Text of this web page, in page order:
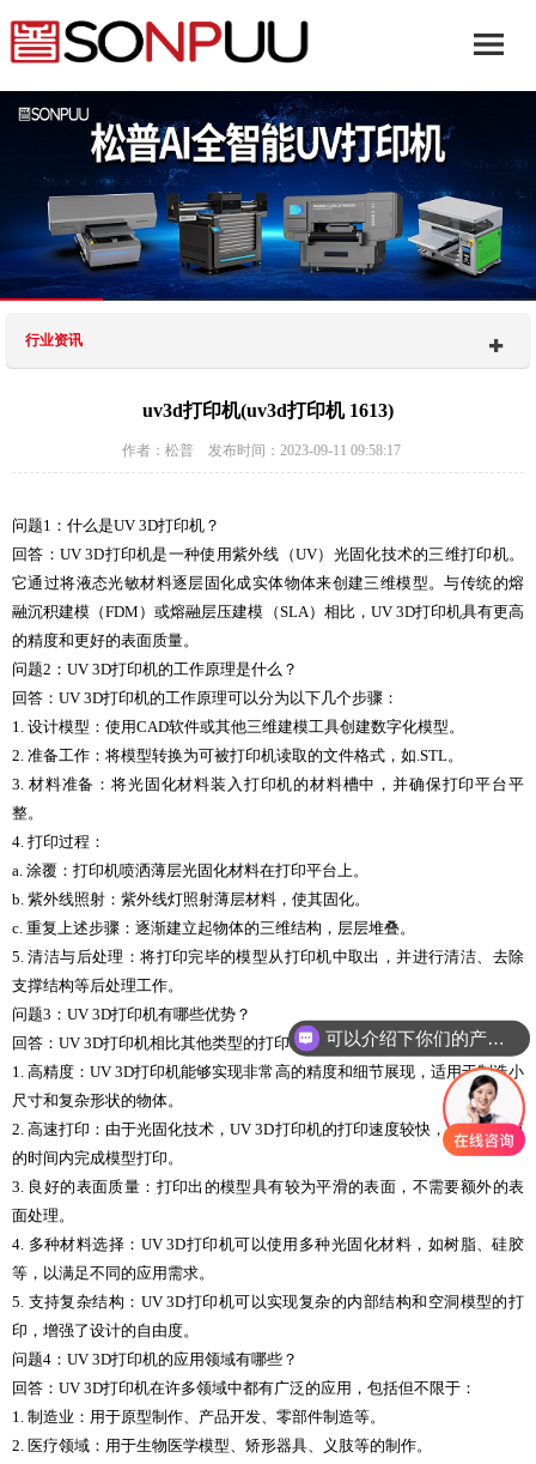
行业资讯
uv3d打印机(uv3d打印机 1613)
作者：松普 发布时间：2023-09-11 09:58:17
问题1：什么是UV 3D打印机？
回答：UV 3D打印机是一种使用紫外线（UV）光固化技术的三维打印机。
它通过将液态光敏材料逐层固化成实体物体来创建三维模型。与传统的熔
融沉积建模（FDM）或熔融层压建模（SLA）相比，UV 3D打印机具有更高
的精度和更好的表面质量。
问题2：UV 3D打印机的工作原理是什么？
回答：UV 3D打印机的工作原理可以分为以下几个步骤：
1. 设计模型：使用CAD软件或其他三维建模工具创建数字化模型。
2. 准备工作：将模型转换为可被打印机读取的文件格式，如.STL。
3. 材料准备：将光固化材料装入打印机的材料槽中，并确保打印平台平
整。
4. 打印过程：
a. 涂覆：打印机喷洒薄层光固化材料在打印平台上。
b. 紫外线照射：紫外线灯照射薄层材料，使其固化。
c. 重复上述步骤：逐渐建立起物体的三维结构，层层堆叠。
5. 清洁与后处理：将打印完毕的模型从打印机中取出，并进行清洁、去除
支撑结构等后处理工作。
问题3：UV 3D打印机有哪些优势？
回答：UV 3D打印机相比其他类型的打印机具有以下优势：
1. 高精度：UV 3D打印机能够实现非常高的精度和细节展现，适用于制造小
尺寸和复杂形状的物体。
2. 高速打印：由于光固化技术，UV 3D打印机的打印速度较快，能够在较短
的时间内完成模型打印。
3. 良好的表面质量：打印出的模型具有较为平滑的表面，不需要额外的表
面处理。
4. 多种材料选择：UV 3D打印机可以使用多种光固化材料，如树脂、硅胶
等，以满足不同的应用需求。
5. 支持复杂结构：UV 3D打印机可以实现复杂的内部结构和空洞模型的打
印，增强了设计的自由度。
问题4：UV 3D打印机的应用领域有哪些？
回答：UV 3D打印机在许多领域中都有广泛的应用，包括但不限于：
1. 制造业：用于原型制作、产品开发、零部件制造等。
2. 医疗领域：用于生物医学模型、矫形器具、义肢等的制作。
可以介绍下你们的产品么